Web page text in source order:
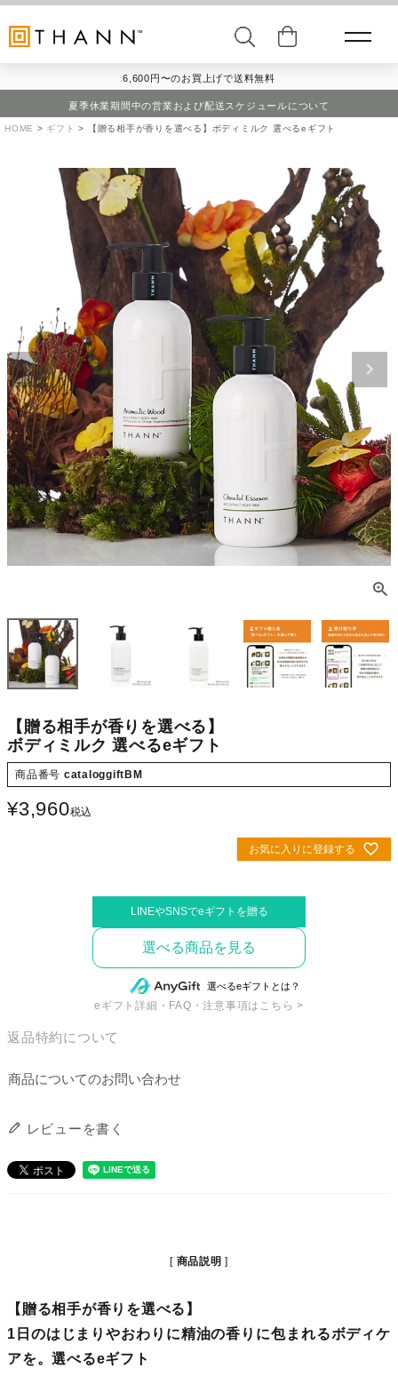
6,600円〜のお買上げで送料無料
夏季休業期間中の営業および配送スケジュールについて
HOME ギフト 【贈る相手が香りを選べる】ボディミルク 選べるeギフト
【贈る相手が香りを選べる】
ボディミルク 選べるeギフト
商品番号 cataloggiftBM
¥3,960税込
お気に入りに登録する
選べる商品を見る
eギフト詳細・FAQ・注意事項はこちら >
返品特約について
商品についてのお問い合わせ
レビューを書く
商品説明
【贈る相手が香りを選べる】
1日のはじまりやおわりに精油の香りに包まれるボディケ
アを。選べるeギフト